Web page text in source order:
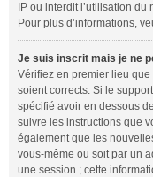
IP ou interdit l’utilisation
Pour plus d’informations,
Je suis inscrit mais je ne
Vérifiez en premier lieu que
soient corrects. Si le
spécifié avoir en dessous
suivre les instructions que
également que les
vous-même ou soit par un
une session ; cette